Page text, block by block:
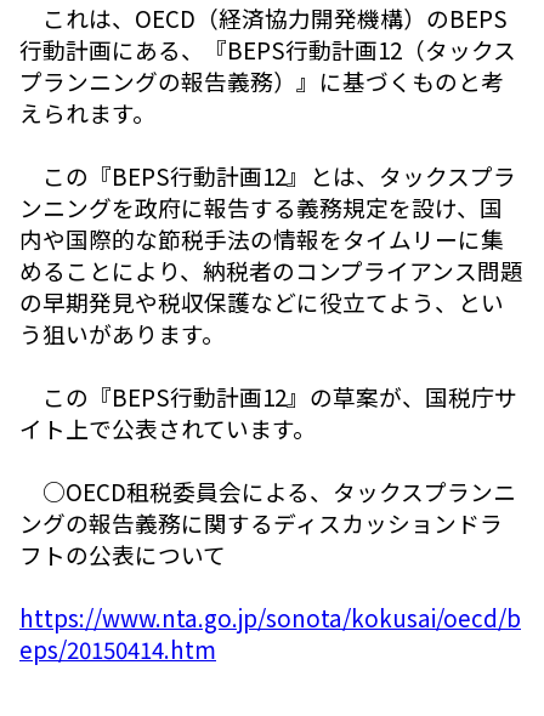
これは、OECD（経済協力開発機構）のBEPS
行動計画にある、『BEPS行動計画12（タックス
プランニングの報告義務）』に基づくものと考
えられます。
この『BEPS行動計画12』とは、タックスプラ
ンニングを政府に報告する義務規定を設け、国
内や国際的な節税手法の情報をタイムリーに集
めることにより、納税者のコンプライアンス問題
の早期発見や税収保護などに役立てよう、とい
う狙いがあります。
この『BEPS行動計画12』の草案が、国税庁サ
イト上で公表されています。
○OECD租税委員会による、タックスプランニ
ングの報告義務に関するディスカッションドラ
フトの公表について
https://www.nta.go.jp/sonota/kokusai/oecd/b
eps/20150414.htm